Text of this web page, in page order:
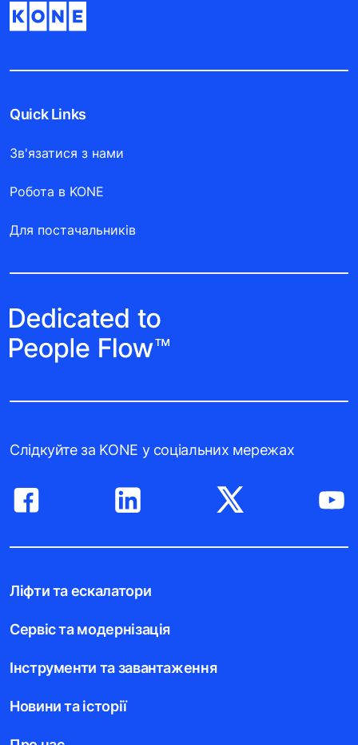
Quick Links
Зв'язатися з нами
Робота в KONE
Для постачальників
Слідкуйте за KONE у соціальних мережах
Ліфти та ескалатори
Сервіс та модернізація
Інструменти та завантаження
Новини та історії